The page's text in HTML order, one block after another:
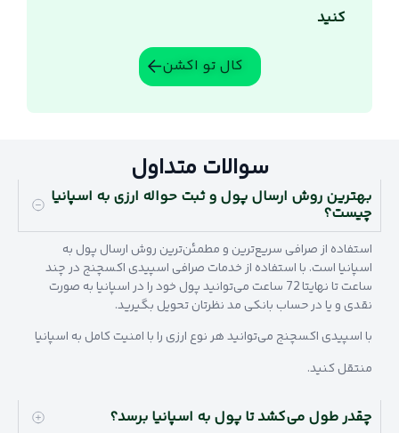
کنید
کال تو اکشن
سوالات متداول
بهترین روش ارسال پول و ثبت حواله ارزی به اسپانیا
چیست؟
استفاده از صرافی سریع‌ترین و مطمئن‌ترین روش ارسال پول به
اسپانیا است. با استفاده از خدمات صرافی اسپیدی اکسچنج در چند
ساعت تا نهایتا 72 ساعت می‌توانید پول خود را در اسپانیا به صورت
نقدی و یا در حساب بانکی مد نظرتان تحویل بگیرید.
با اسپیدی اکسچنج می‌توانید هر نوع ارزی را با امنیت کامل به اسپانیا
منتقل کنید.
چقدر طول می‌کشد تا پول به اسپانیا برسد؟